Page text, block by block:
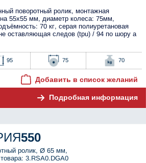
поворотный ролик, монтажная
55x55 мм, диаметр колеса: 75мм,
70 кг, серая полиуретановая
оставляющая следов (tpu) / 94 по шору а
95 75 70
Добавить в список желаний
Подробная информация
550
ролик, Ø 65 мм,
3.RSA0.DGA0